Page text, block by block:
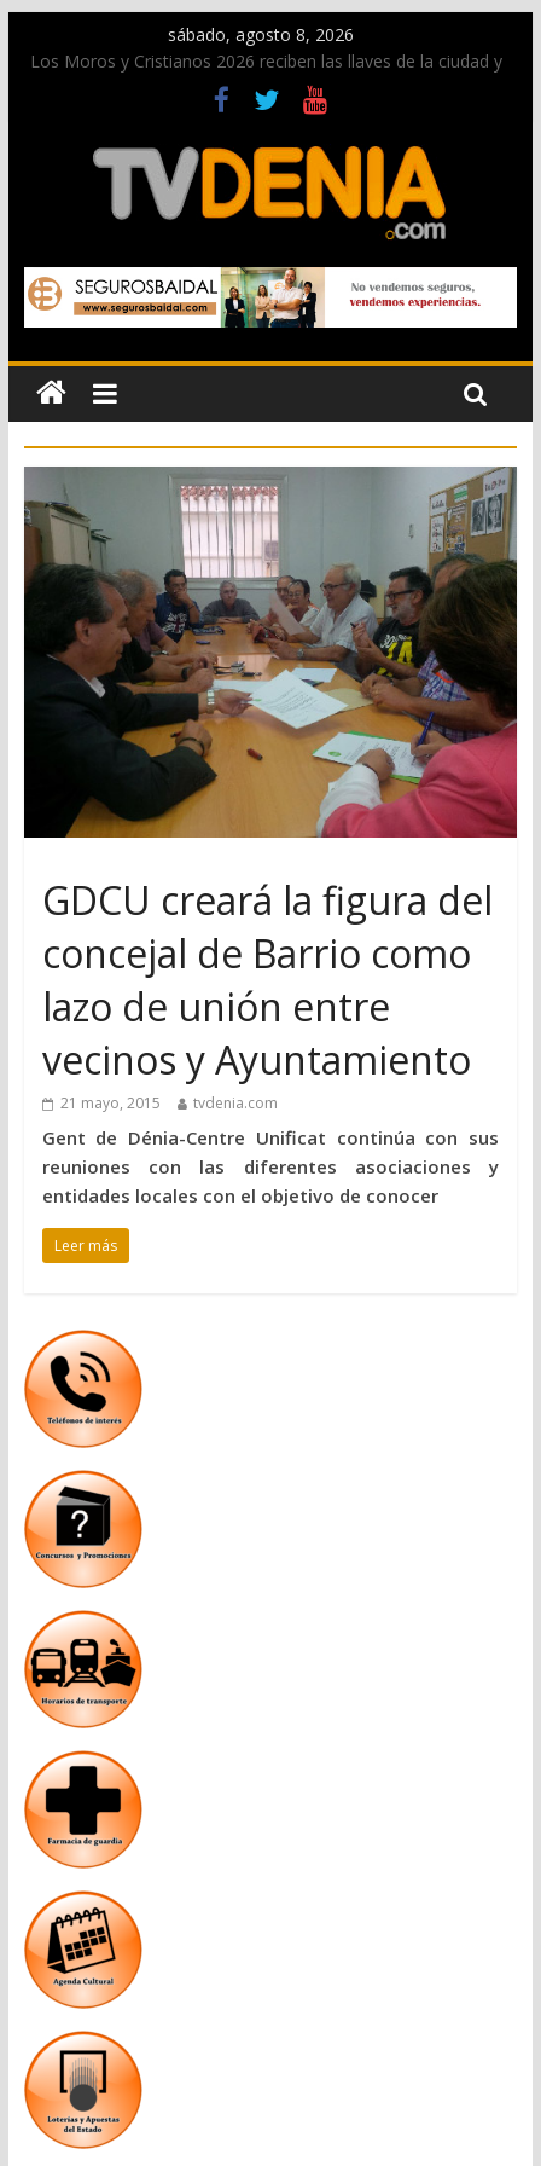
sábado, agosto 8, 2026
Los Moros y Cristianos 2026 reciben las llaves de la ciudad y
dan inicio a las fiestas en Dénia
El bando moro protagonista en la Segunda Entraeta Festera
Paco Adsuar dona al Arxiu de Dénia más de 50.000 imágenes
de la memoria visual de la ciudad
La Entraeta Festera llena de ambiente la calle Marqués de
Campo con la recepción a la Capitanía Cristiana
El XII Festival de Jazz de Dénia reunirá durante agosto a
figuras nacionales e internacionales en los Jardins de
Torrecremada
GDCU creará la figura del
concejal de Barrio como
lazo de unión entre
vecinos y Ayuntamiento
21 mayo, 2015 tvdenia.com
Gent de Dénia-Centre Unificat continúa con sus
reuniones con las diferentes asociaciones y
entidades locales con el objetivo de conocer
Leer más